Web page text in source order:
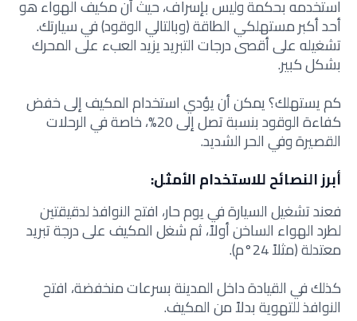
استخدمه بحكمة وليس بإسراف، حيث أنمكيف الهواء هو
أحد أكبر مستهلكي الطاقة (وبالتالي الوقود) في سيارتك.
تشغيله على أقصى درجات التبريد يزيد العبء على المحرك
بشكل كبير.
كم يستهلك؟ يمكن أن يؤدي استخدام المكيف إلى خفض
كفاءة الوقود بنسبة تصل إلى 20%، خاصة في الرحلات
القصيرة وفي الحر الشديد.
أبرز النصائح للاستخدام الأمثل:
فعند تشغيل السيارة في يوم حار، افتح النوافذ لدقيقتين
لطرد الهواء الساخن أولاً، ثم شغل المكيف على درجة تبريد
معتدلة (مثلاً 24°م).
كذلك في القيادة داخل المدينة بسرعات منخفضة، افتح
النوافذ للتهوية بدلاً من المكيف.